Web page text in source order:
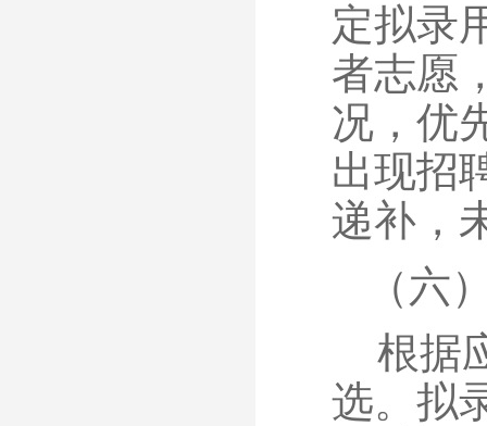
定拟录
者志愿
况，优
出现招
递补，
（六
根据
选。拟